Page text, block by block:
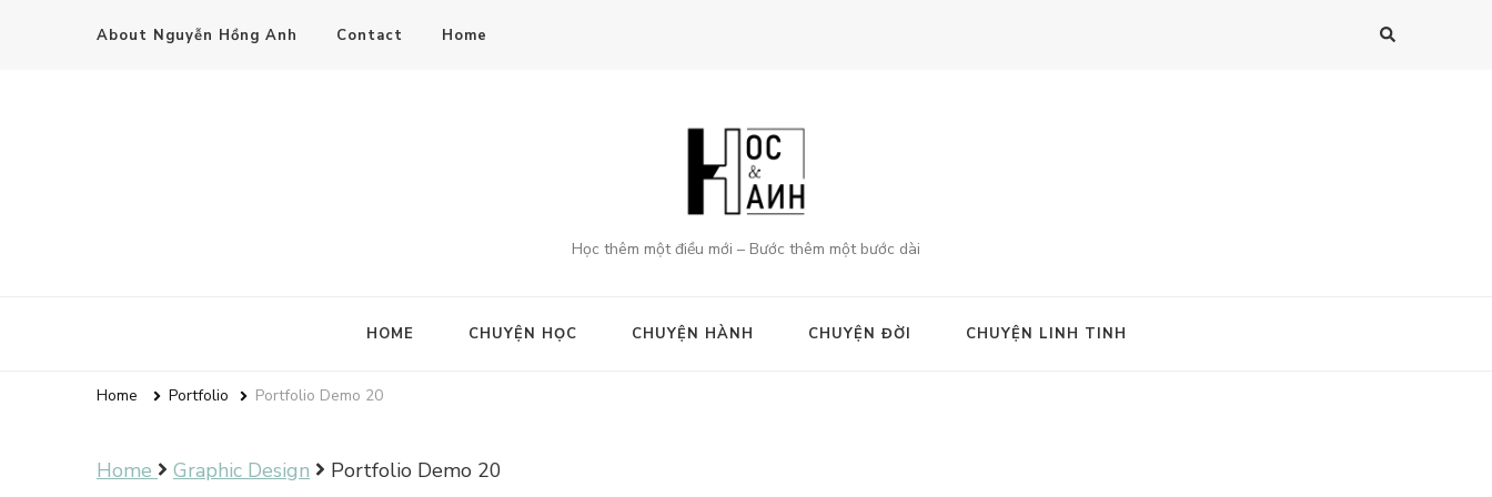
About Nguyễn Hồng Anh Contact Home
Học thêm một điều mới – Bước thêm một bước dài
HOME CHUYỆN HỌC CHUYỆN HÀNH CHUYỆN ĐỜI CHUYỆN LINH TINH
Home Portfolio Portfolio Demo 20
Home Graphic Design Portfolio Demo 20